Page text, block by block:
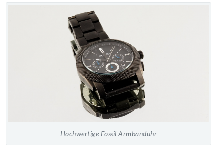
Hochwertige Fossil Armbanduhr